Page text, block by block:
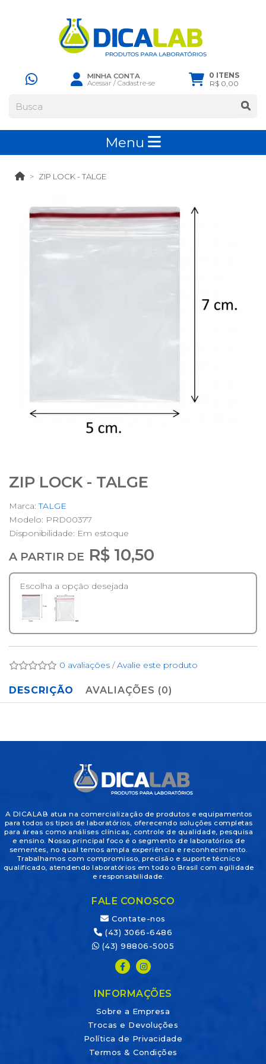
MINHA CONTA
Acessar /Cadastre-se
0 ITENS
R$ 0,00
Menu
ZIP LOCK - TALGE
ZIP LOCK - TALGE
Marca:TALGE
Modelo: PRD00377
Disponibilidade: Em estoque
A PARTIR DE R$ 10,50
Escolha a opção desejada
0 avaliações /Avalie este produto
DESCRIÇÃO AVALIAÇÕES (0)
A DICALAB atua na comercialização de produtos e equipamentos
para todos os tipos de laboratórios, oferecendo soluções completas
para áreas como análises clínicas, controle de qualidade, pesquisa
e ensino. Nosso principal foco é o segmento de laboratórios de
sementes, no qual temos ampla experiência e reconhecimento.
Trabalhamos com compromisso, precisão e suporte técnico
qualificado, atendendo laboratórios em todo o Brasil com agilidade
e responsabilidade.
FALE CONOSCO
Contate-nos
(43) 3066-6486
(43) 98806-5005
INFORMAÇÕES
Sobre a Empresa
Trocas e Devoluções
Política de Privacidade
Termos & Condições